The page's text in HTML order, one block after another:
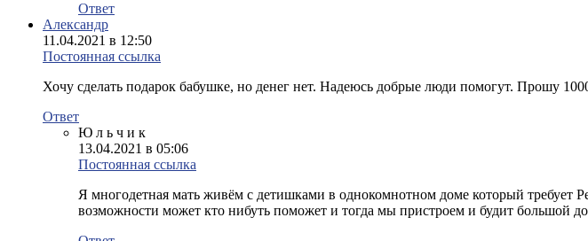
Ответ
Александр
11.04.2021 в 12:50
Постоянная ссылка
Хочу сделать подарок бабушке, но денег нет. Надеюсь добрые люди помогут. Прошу
Ответ
Ю л ь ч и к
13.04.2021 в 05:06
Постоянная ссылка
Я многодетная мать живём с детишками в однокомнотном доме который требует
возможности может кто нибуть поможет и тогда мы пристроем и будит большой